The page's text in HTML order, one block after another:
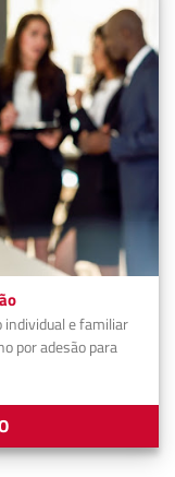
individual e familiar
por adesão para